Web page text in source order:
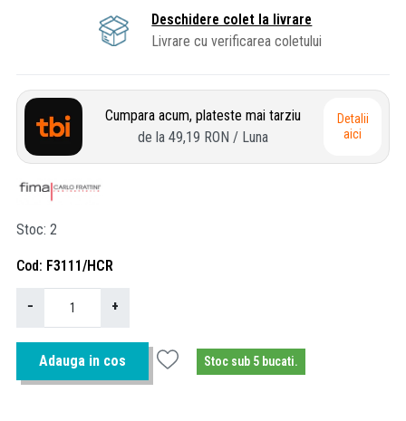
Deschidere colet la livrare
Livrare cu verificarea coletului
Cumpara acum, plateste mai tarziu
de la 49,19 RON / Luna
Detalii
aici
Stoc 2
Cod F3111/HCR
− +
Adauga in cos Stoc sub 5 bucati.